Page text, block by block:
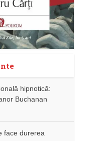
hipnotică:
Buchanan
face durerea